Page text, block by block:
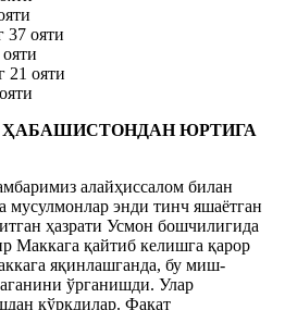
37 ояти
21 ояти
ЮРТИГА
алайҳиссалом билан
мусулмонлар энди тинч яшаётган
ҳазрати Усмон бошчилигида
Маккага қайтиб келишга қарор
яқинлашганда, бу миш-
ўрганишди. Улар
қўрқдилар. Фақат